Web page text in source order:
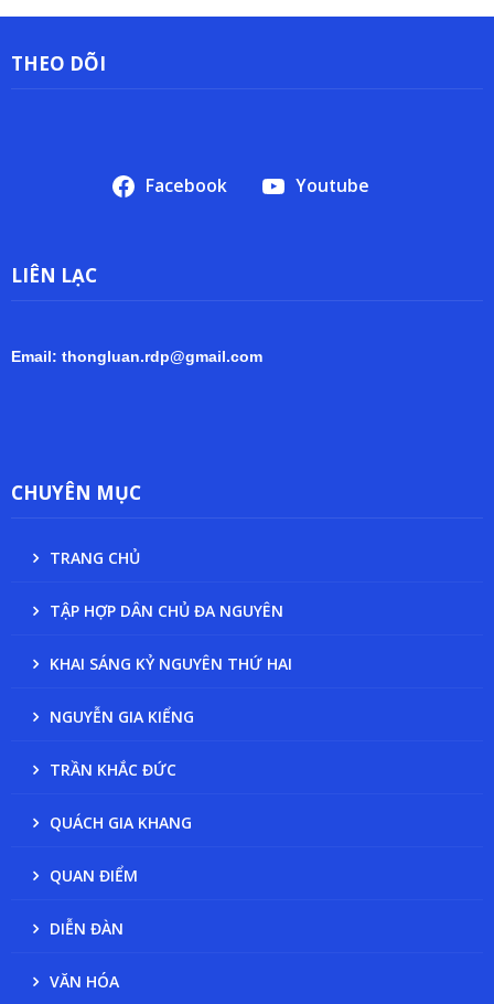
THEO DÕI
Facebook Youtube
LIÊN LẠC
Email: thongluan.rdp@gmail.com
CHUYÊN MỤC
TRANG CHỦ
TẬP HỢP DÂN CHỦ ĐA NGUYÊN
KHAI SÁNG KỶ NGUYÊN THỨ HAI
NGUYỄN GIA KIỂNG
TRẦN KHẮC ĐỨC
QUÁCH GIA KHANG
QUAN ĐIỂM
DIỄN ĐÀN
VĂN HÓA